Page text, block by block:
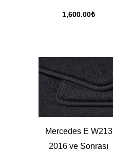
1,600.00₺
Mercedes E W213
2016 ve Sonrası